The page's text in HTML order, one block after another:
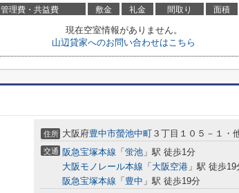
管理費・共益費 敷金 礼金 間取り 面積
現在空室情報がありません。
山辺貸家へのお問い合わせはこちら
住所 大阪府豊中市螢池中町 ３丁目１０５－１・
交通 阪急宝塚本線 「 蛍池 」駅 徒歩1分
大阪モノレール本線 「 大阪空港 」駅 徒歩19
阪急宝塚本線 「 豊中 」駅 徒歩19分